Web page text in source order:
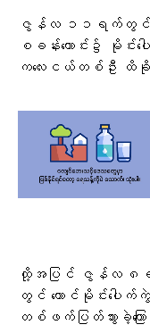
ဇွန်လ ၁၁ရက်တွင်
စခန်းဟောင်း၌ မိုင်း
ကလေးငယ်တစ်ဦး
ထို့အပြင် ဇွန်လ ၈ရ
တွင် ထောင်မိုင်းပေါ
တစ်ဖက်ပြတ်သွားခဲ့ကြေ